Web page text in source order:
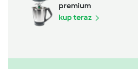
premium
kup teraz